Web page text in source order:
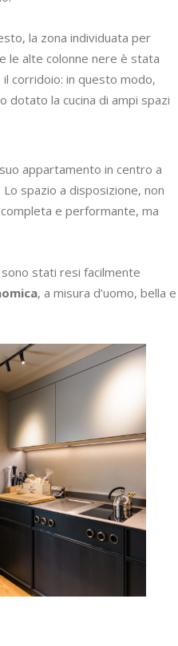
la zona individuata per
le alte colonne nere è stata
corridoio: in questo modo,
dotato la cucina di ampi spazi
appartamento in centro a
spazio a disposizione, non
e performante, ma
stati resi facilmente
, a misura d’uomo, bella e